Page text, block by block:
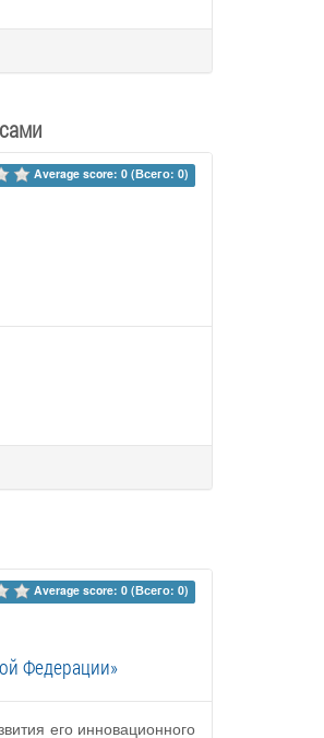
Average score: 0 (Всего: 0)
Average score: 0 (Всего: 0)
Федерации»
его инновационного